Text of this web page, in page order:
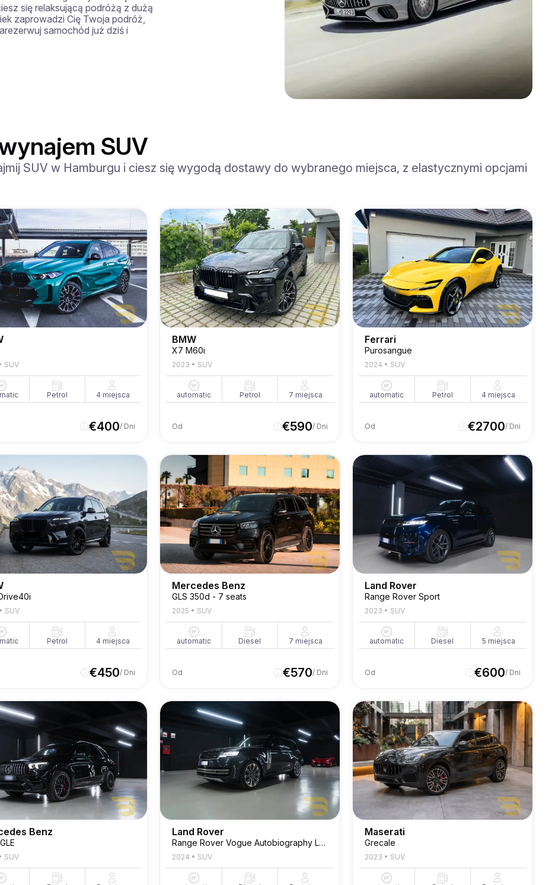
się relaksującą podróżą z dużą
zaprowadzi Cię Twoja podróż,
samochód już dziś i
SUV
SUV w Hamburgu i ciesz się wygodą dostawy do wybranego miejsca, z elastycznymi opcjami
SUV
Petrol 4 miejsca
€400/ Dni
BMW
X7 M60i
2023 • SUV
automatic Petrol 7 miejsca
Od €590/ Dni
Ferrari
Purosangue
2024 • SUV
automatic Petrol 4 miejsca
Od €2700/ Dni
• SUV
Petrol 4 miejsca
€450/ Dni
Mercedes Benz
GLS 350d - 7 seats
2025 • SUV
automatic Diesel 7 miejsca
Od €570/ Dni
Land Rover
Range Rover Sport
2023 • SUV
automatic Diesel 5 miejsca
Od €600/ Dni
Benz
SUV
Land Rover
Range Rover Vogue Autobiography Long P530
2024 • SUV
Maserati
Grecale
2023 • SUV